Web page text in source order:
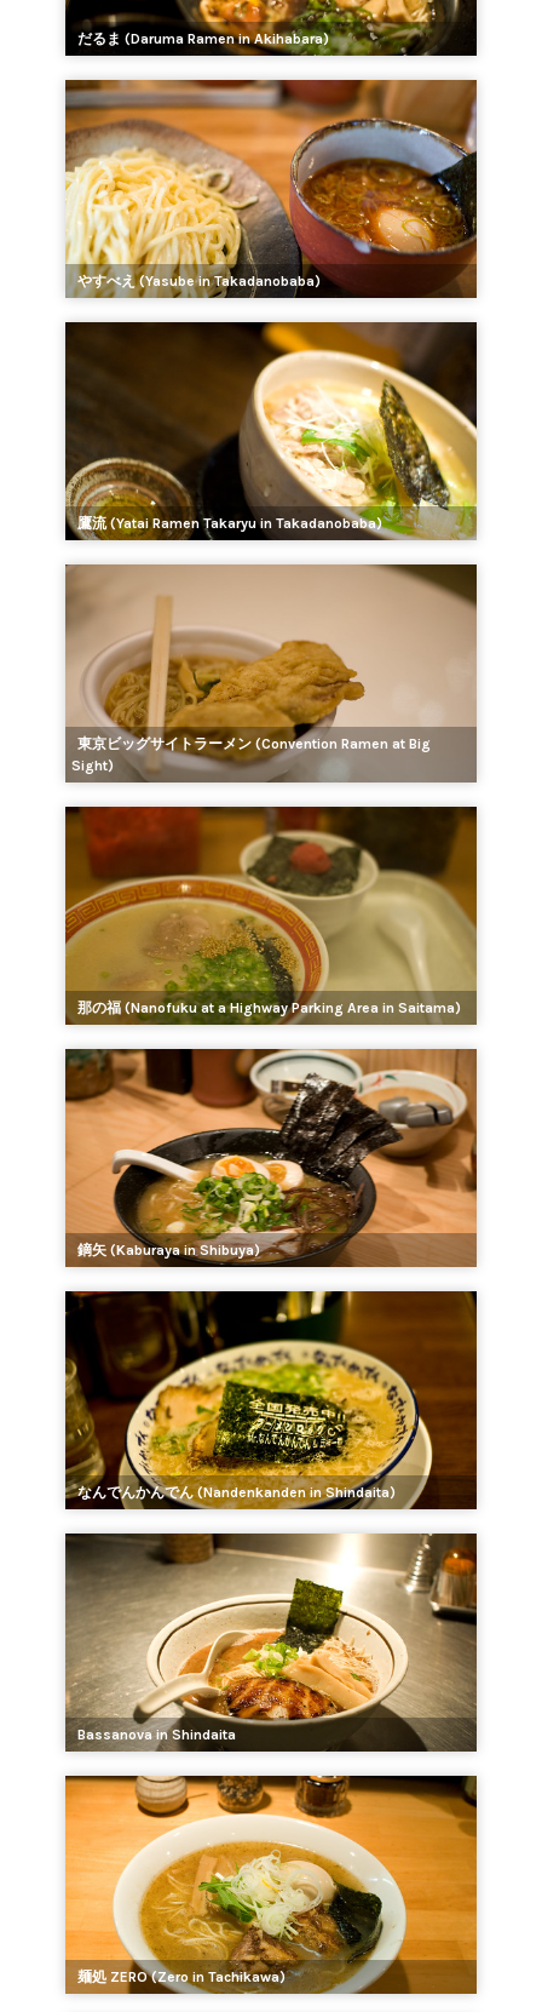
だるま (Daruma Ramen in Akihabara)
やすべえ (Yasube in Takadanobaba)
鷹流 (Yatai Ramen Takaryu in Takadanobaba)
東京ビッグサイトラーメン (Convention Ramen at Big
Sight)
那の福 (Nanofuku at a Highway Parking Area in Saitama)
鏑矢 (Kaburaya in Shibuya)
なんでんかんでん (Nandenkanden in Shindaita)
Bassanova in Shindaita
麺処 ZERO (Zero in Tachikawa)